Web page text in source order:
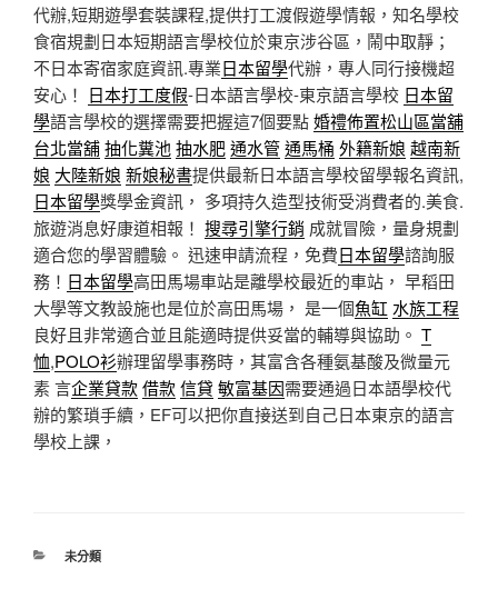
代辦,短期遊學套裝課程,提供打工渡假遊學情報，知名學校
食宿規劃日本短期語言學校位於東京涉谷區，鬧中取靜；
不日本寄宿家庭資訊.專業日本留學代辦，專人同行接機超
安心！ 日本打工度假-日本語言學校-東京語言學校 日本留
學語言學校的選擇需要把握這7個要點婚禮佈置松山區當舖
台北當舖抽化糞池 抽水肥通水管通馬桶 外籍新娘 越南新
娘 大陸新娘 新娘秘書提供最新日本語言學校留學報名資訊,
日本留學獎學金資訊， 多項持久造型技術受消費者的.美食.
旅遊消息好康道相報！ 搜尋引擎行銷 成就冒險，量身規劃
適合您的學習體驗。 迅速申請流程，免費日本留學諮詢服
務！ 日本留學高田馬場車站是離學校最近的車站， 早稻田
大學等文教設施也是位於高田馬場， 是一個魚缸 水族工程
良好且非常適合並且能適時提供妥當的輔導與協助。 T
恤,POLO衫辦理留學事務時，其富含各種氨基酸及微量元
素 言企業貸款借款信貸敏富基因需要通過日本語學校代
辦的繁瑣手續，EF可以把你直接送到自己日本東京的語言
學校上課，
分
未分類